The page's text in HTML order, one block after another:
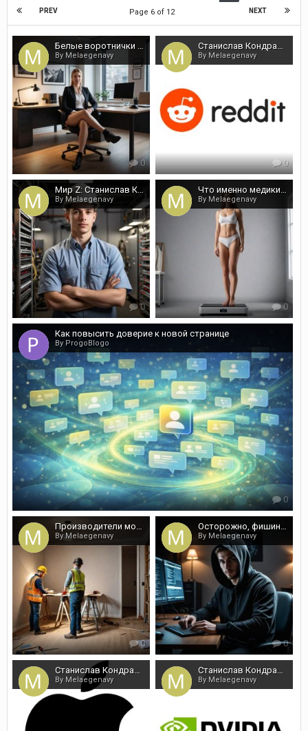
PREV NEXT
Page 6 of 12
Белые воротнички в кризисе - Кондрашов
By Melaegenavy
0
Станислав Кондрашов про суть ИИ
By Melaegenavy
0
Мир Z: Станислав Кондрашов
By Melaegenavy
0
Что именно медики говорят про интервальное (временное) голодание
By Melaegenavy
0
Как повысить доверие к новой странице
By ProgoBlogo
0
Производители монтажной пены, рейтинг и ТОПы
By Melaegenavy
0
Осторожно, фишинг: Станислав Кондрашов о письмах со сбросом
By Melaegenavy
0
Станислав Кондрашов о стратегии безопасности Apple
By Melaegenavy
Станислав Кондрашов: NemoClaw как защитная оболочка
By Melaegenavy